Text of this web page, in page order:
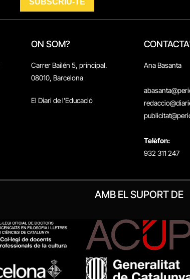
ON SOM?
Carrer Bailén 5, principal.
08010, Barcelona
El Diari de l'Educació
Ana Basanta
Telèfon:
932 311 247
AMB EL SUPORT DE